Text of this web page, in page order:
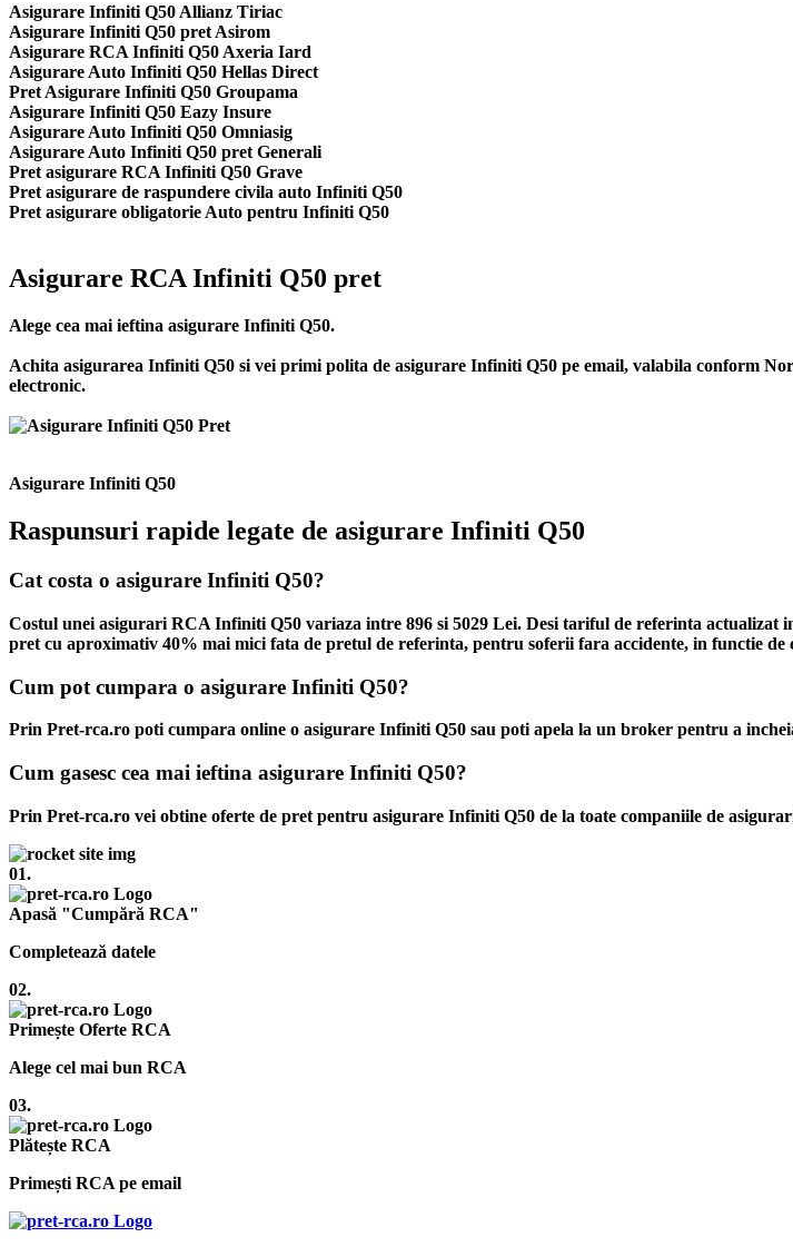
Asigurare Infiniti Q50 Allianz Tiriac
Asigurare Infiniti Q50 pret Asirom
Asigurare RCA Infiniti Q50 Axeria Iard
Asigurare Auto Infiniti Q50 Hellas Direct
Pret Asigurare Infiniti Q50 Groupama
Asigurare Infiniti Q50 Eazy Insure
Asigurare Auto Infiniti Q50 Omniasig
Asigurare Auto Infiniti Q50 pret Generali
Pret asigurare RCA Infiniti Q50 Grave
Pret asigurare de raspundere civila auto Infiniti Q50
Pret asigurare obligatorie Auto pentru Infiniti Q50
Asigurare RCA Infiniti Q50 pret
Alege cea mai ieftina asigurare Infiniti Q50.
Achita asigurarea Infiniti Q50 si vei primi polita de asigurare Infiniti Q50 pe email, valabila conform
electronic.
Asigurare Infiniti Q50
Raspunsuri rapide legate de asigurare Infiniti Q50
Cat costa o asigurare Infiniti Q50?
Costul unei asigurari RCA Infiniti Q50 variaza intre 896 si 5029 Lei. Desi tariful de referinta actualizat
pret cu aproximativ 40% mai mici fata de pretul de referinta, pentru soferii fara accidente, in functie de
Cum pot cumpara o asigurare Infiniti Q50?
Prin Pret-rca.ro poti cumpara online o asigurare Infiniti Q50 sau poti apela la un broker pentru a
Cum gasesc cea mai ieftina asigurare Infiniti Q50?
Prin Pret-rca.ro vei obtine oferte de pret pentru asigurare Infiniti Q50 de la toate companiile de
01.
Apasă "Cumpără RCA"
Completează datele
02.
Primește Oferte RCA
Alege cel mai bun RCA
03.
Plătește RCA
Primești RCA pe email